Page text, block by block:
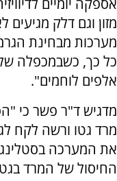
אספקה יומיים
מזון וגם דלק מגיעים
מערכות מבחינת
כל כך, כשבמכפלה
אלפים לוחמים".
מדגיש ד"ר פשר כי
מרד גטו ורשה לקח
החיסול של המרד